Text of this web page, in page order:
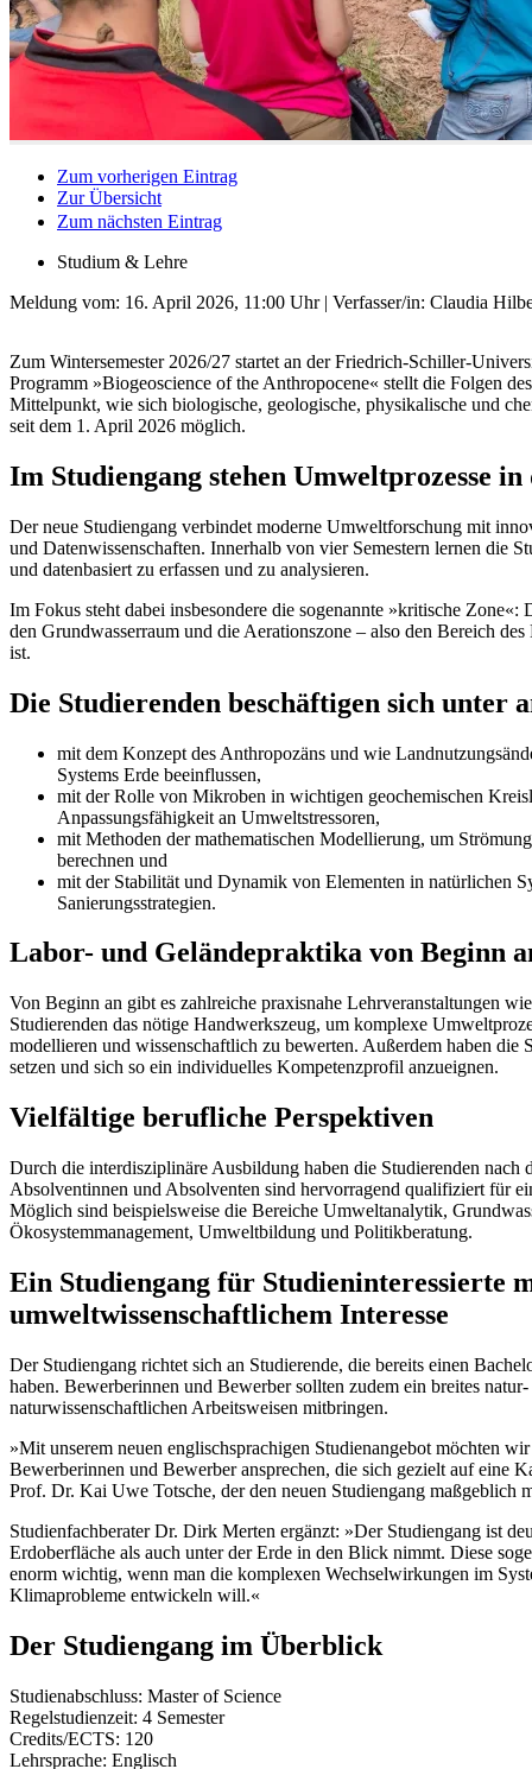
Zum vorherigen Eintrag
Zur Übersicht
Zum nächsten Eintrag
Studium & Lehre
Meldung vom: 16. April 2026, 11:00 Uhr| Verfasser/in: Claudia
Zum Wintersemester 2026/27 startet an der Friedrich-Schiller-
Programm »Biogeoscience of the Anthropocene« stellt die Folgen
Mittelpunkt, wie sich biologische, geologische, physikalische und
seit dem 1. April 2026 möglich.
Im Studiengang stehen Umweltprozesse
Der neue Studiengang verbindet moderne Umweltforschung mit
und Datenwissenschaften. Innerhalb von vier Semestern lernen die
und datenbasiert zu erfassen und zu analysieren.
Im Fokus steht dabei insbesondere die sogenannte »kritische
den Grundwasserraum und die Aerationszone – also den Bereich
ist.
Die Studierenden beschäftigen sich unter
mit dem Konzept des Anthropozäns und wie
Systems Erde beeinflussen,
mit der Rolle von Mikroben in wichtigen geochemischen
Anpassungsfähigkeit an Umweltstressoren,
mit Methoden der mathematischen Modellierung, um
berechnen und
mit der Stabilität und Dynamik von Elementen in natürlichen
Sanierungsstrategien.
Labor- und Geländepraktika von Beginn
Von Beginn an gibt es zahlreiche praxisnahe Lehrveranstaltungen
Studierenden das nötige Handwerkszeug, um komplexe
modellieren und wissenschaftlich zu bewerten. Außerdem haben
setzen und sich so ein individuelles Kompetenzprofil anzueignen.
Vielfältige berufliche Perspektiven
Durch die interdisziplinäre Ausbildung haben die Studierenden
Absolventinnen und Absolventen sind hervorragend qualifiziert für
Möglich sind beispielsweise die Bereiche Umweltanalytik,
Ökosystemmanagement, Umweltbildung und Politikberatung.
Ein Studiengang für Studieninteressierte
umweltwissenschaftlichem Interesse
Der Studiengang richtet sich an Studierende, die bereits einen
haben. Bewerberinnen und Bewerber sollten zudem ein breites
naturwissenschaftlichen Arbeitsweisen mitbringen.
»Mit unserem neuen englischsprachigen Studienangebot möchten
Bewerberinnen und Bewerber ansprechen, die sich gezielt auf eine
Prof. Dr. Kai Uwe Totsche, der den neuen Studiengang maßgeblich
Studienfachberater Dr. Dirk Merten ergänzt: »Der Studiengang ist
Erdoberfläche als auch unter der Erde in den Blick nimmt. Diese
enorm wichtig, wenn man die komplexen Wechselwirkungen im
Klimaprobleme entwickeln will.«
Der Studiengang im Überblick
Studienabschluss: Master of Science
Regelstudienzeit: 4 Semester
Credits/ECTS: 120
Lehrsprache: Englisch